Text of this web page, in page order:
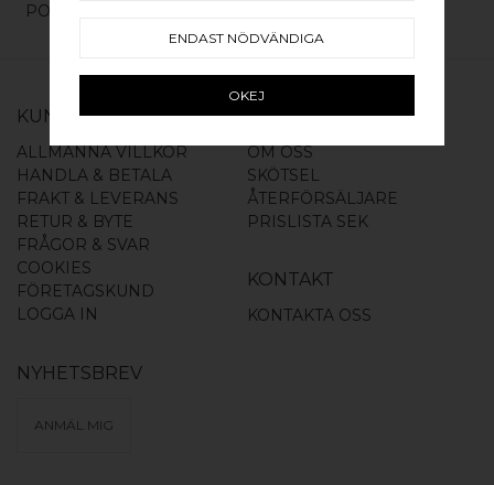
POLERAD NICKEL
KUNDSERVICE
ALLMÄNNA VILLKOR
HANDLA & BETALA
FRAKT & LEVERANS
RETUR & BYTE
FRÅGOR & SVAR
COOKIES
FÖRETAGSKUND
LOGGA IN
INFORMATION
OM OSS
SKÖTSEL
ÅTERFÖRSÄLJARE
PRISLISTA SEK
KONTAKT
KONTAKTA OSS
NYHETSBREV
ANMÄL MIG
ENDAST NÖDVÄNDIGA
OKEJ